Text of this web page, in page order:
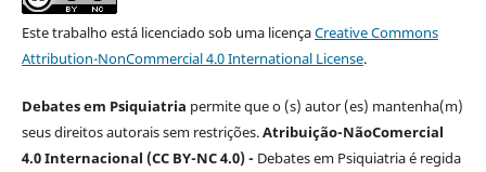
Este trabalho está licenciado sob uma licençaCreative Commons
Attribution-NonCommercial 4.0 International License.
Debates em Psiquiatria permite que o (s) autor (es) mantenha(m)
seus direitos autorais sem restrições.Atribuição-NãoComercial
4.0 Internacional (CC BY-NC 4.0) - Debates em Psiquiatria é regida